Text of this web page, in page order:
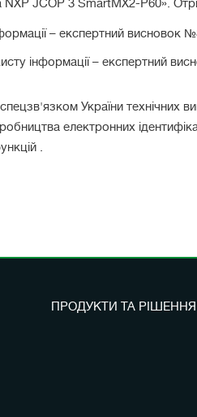
NXP JCOP 3 SmartMX2-P60».
– експертний висновок
інформації – експертний
України технічних
електронних
.
ПРОДУКТИ ТА РІШЕННЯ